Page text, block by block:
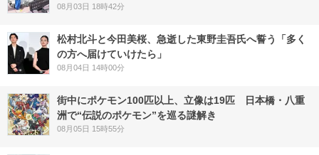
08月03日 18時42分
松村北斗と今田美桜、急逝した東野圭吾氏へ誓う「多く
の方へ届けていけたら」
08月04日 14時00分
街中にポケモン100匹以上、立像は19匹 日本橋・八重
洲で“伝説のポケモン”を巡る謎解き
08月05日 15時55分